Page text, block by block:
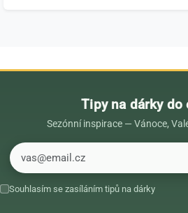
Tipy na dárky do
Sezónní inspirace — Vánoce,
Souhlasím se zasíláním tipů na dárky